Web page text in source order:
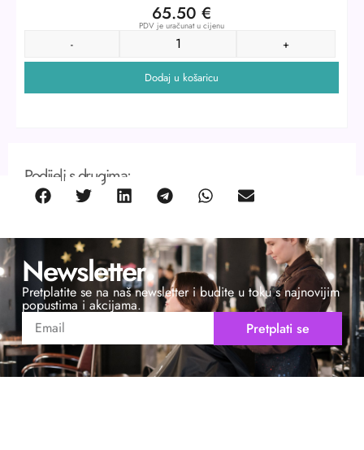
65.50 €
PDV je uračunat u cijenu
- +
Dodaj u košaricu
Podijeli s drugima:
Newsletter
Pretplatite se na naš newsletter i budite u toku s najnovijim
popustima i akcijama.
Pretplati se